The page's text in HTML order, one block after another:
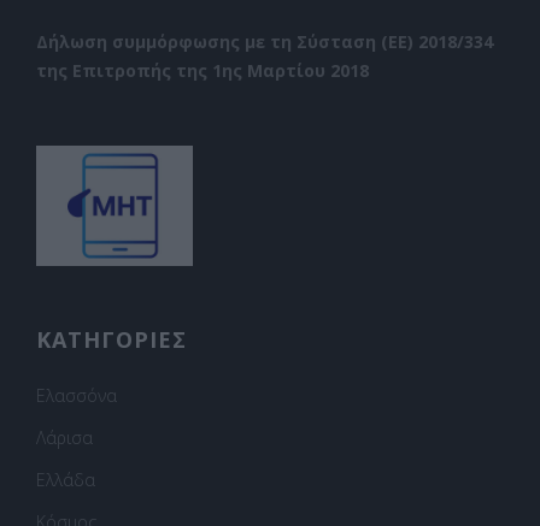
Δήλωση συμμόρφωσης με τη Σύσταση (ΕΕ) 2018/334
της Επιτροπής της 1ης Μαρτίου 2018
ΚΑΤΗΓΟΡΙΕΣ
Ελασσόνα
Λάρισα
Ελλάδα
Κόσμος